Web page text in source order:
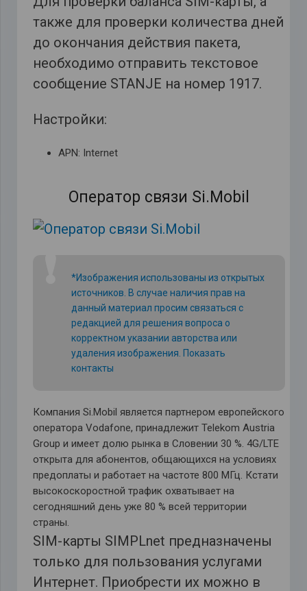
также для проверки количества дней
до окончания действия пакета,
необходимо отправить текстовое
сообщение STANJE на номер 1917.
Настройки:
APN: Internet
Оператор связи Si.Mobil
*Изображения использованы из открытых
источников. В случае наличия прав на
данный материал просим связаться с
редакцией для решения вопроса о
корректном указании авторства или
удаления изображения. Показать
контакты
Компания Si.Mobil является партнером европейского
оператора Vodafone, принадлежит Telekom Austria
Group и имеет долю рынка в Словении 30 %. 4G/LTE
открыта для абонентов, общающихся на условиях
предоплаты и работает на частоте 800 МГц. Кстати
высокоскоростной трафик охватывает на
сегодняшний день уже 80 % всей территории
страны.
SIM-карты SIMPLnet предназначены
только для пользования услугами
Интернет. Приобрести их можно в